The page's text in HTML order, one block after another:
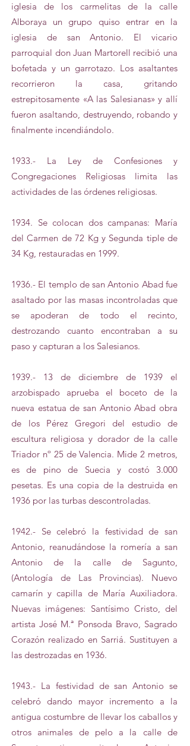
iglesia de los carmelitas de la calle
Alboraya un grupo quiso entrar en la
iglesia de san Antonio. El vicario
parroquial don Juan Martorell recibió una
bofetada y un garrotazo. Los asaltantes
recorrieron la casa, gritando
estrepitosamente «A las Salesianas» y allí
fueron asaltando, destruyendo, robando y
finalmente incendiándolo.
1933.- La Ley de Confesiones y
Congregaciones Religiosas limita las
actividades de las órdenes religiosas.
1934. Se colocan dos campanas: María
del Carmen de 72 Kg y Segunda tiple de
34 Kg, restauradas en 1999.
1936.- El templo de san Antonio Abad fue
asaltado por las masas incontroladas que
se apoderan de todo el recinto,
destrozando cuanto encontraban a su
paso y capturan a los Salesianos.
1939.- 13 de diciembre de 1939 el
arzobispado aprueba el boceto de la
nueva estatua de san Antonio Abad obra
de los Pérez Gregori del estudio de
escultura religiosa y dorador de la calle
Triador nº 25 de Valencia. Mide 2 metros,
es de pino de Suecia y costó 3.000
pesetas. Es una copia de la destruida en
1936 por las turbas descontroladas.
1942.- Se celebró la festividad de san
Antonio, reanudándose la romería a san
Antonio de la calle de Sagunto,
(Antología de Las Provincias). Nuevo
camarín y capilla de María Auxiliadora.
Nuevas imágenes: Santísimo Cristo, del
artista José M.ª Ponsoda Bravo, Sagrado
Corazón realizado en Sarriá. Sustituyen a
las destrozadas en 1936.
1943.- La festividad de san Antonio se
celebró dando mayor incremento a la
antigua costumbre de llevar los caballos y
otros animales de pelo a la calle de